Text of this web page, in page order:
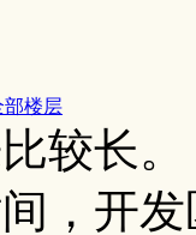
部楼层
较长。
，开